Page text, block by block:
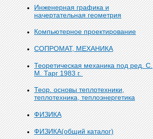
Инженерная графика и
начертательная геометрия
Компьютерное проектирование
СОПРОМАТ, МЕХАНИКА
Теоретическая механика под ред. С.
М. Тарг 1983 г.
Теор. основы теплотехники,
теплотехника, теплоэнергетика
ФИЗИКА
ФИЗИКА(общий каталог)